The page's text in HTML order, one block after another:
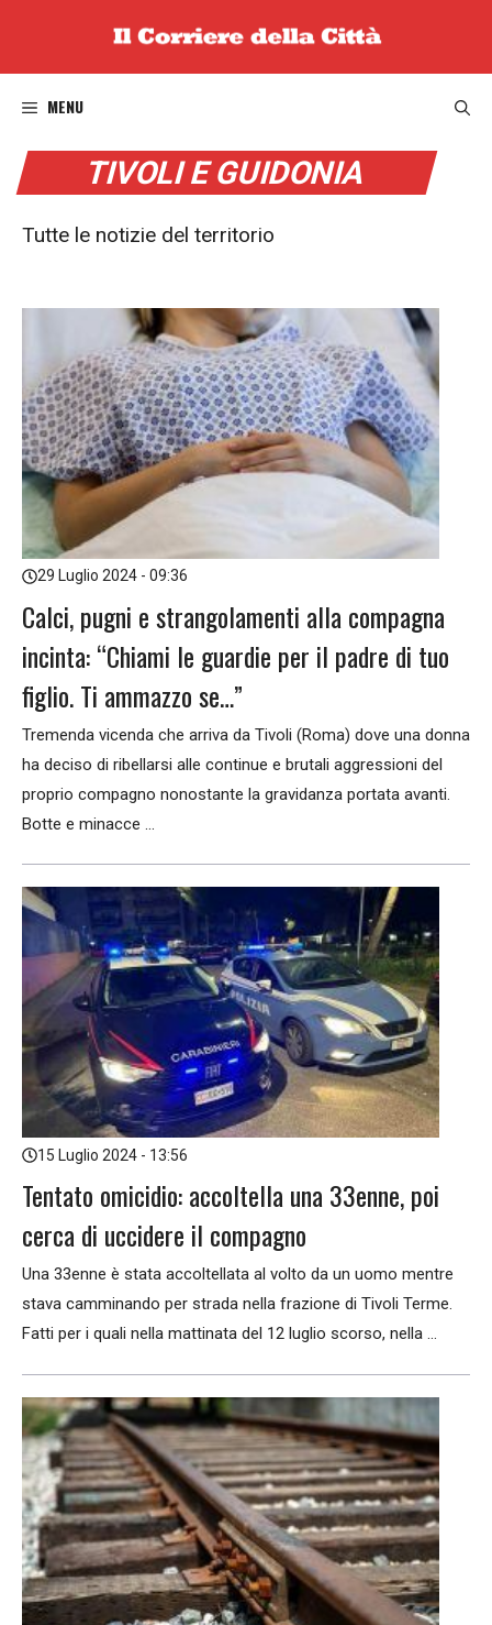
MENU
TIVOLI E GUIDONIA
Tutte le notizie del territorio
29 Luglio 2024 - 09:36
Calci, pugni e strangolamenti alla compagna
incinta: “Chiami le guardie per il padre di tuo
figlio. Ti ammazzo se…”
Tremenda vicenda che arriva da Tivoli (Roma) dove una donna
ha deciso di ribellarsi alle continue e brutali aggressioni del
proprio compagno nonostante la gravidanza portata avanti.
Botte e minacce ...
15 Luglio 2024 - 13:56
Tentato omicidio: accoltella una 33enne, poi
cerca di uccidere il compagno
Una 33enne è stata accoltellata al volto da un uomo mentre
stava camminando per strada nella frazione di Tivoli Terme.
Fatti per i quali nella mattinata del 12 luglio scorso, nella ...